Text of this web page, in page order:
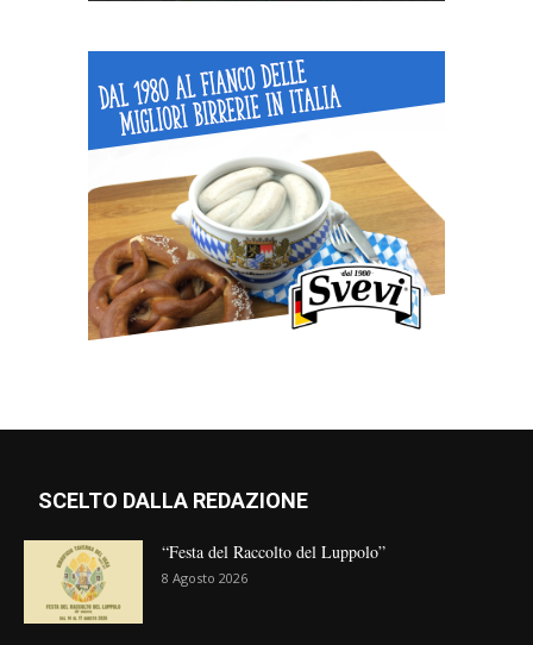
SCELTO DALLA REDAZIONE
“Festa del Raccolto del Luppolo”
8 Agosto 2026